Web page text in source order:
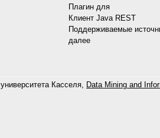
Плагин для
Клиент Java REST
Поддерживаемые
далее
университета Касселя, Data Mining and